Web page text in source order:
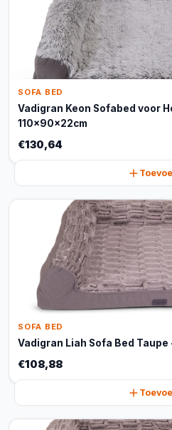
SOFA BED
Vadigran Keon Sofabed voor
110x90x22cm
€130,64
SOFA BED
Vadigran Liah Sofa Bed
€108,88